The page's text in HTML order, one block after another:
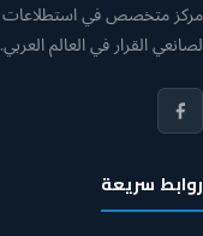
مركز متخصص في استطلاعات
لصانعي القرار في العالم العربي.
روابط سريعة